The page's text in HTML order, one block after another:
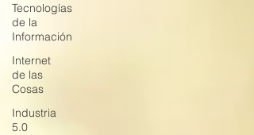
Tecnologías
de la
Información
Internet
de las
Cosas
Industria
5.0